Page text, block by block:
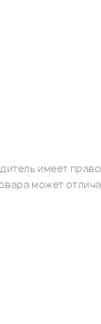
имеет
может